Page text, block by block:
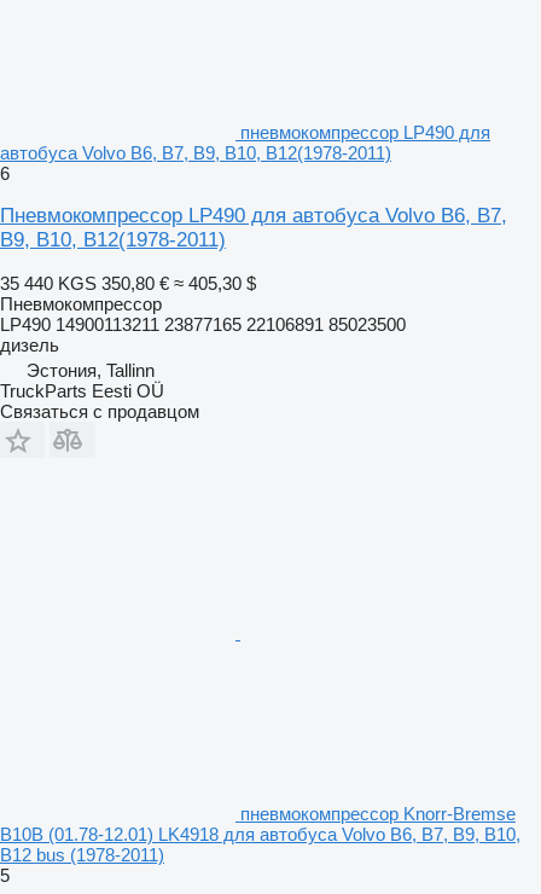
пневмокомпрессор LP490 для
автобуса Volvo B6, B7, B9, B10, B12(1978-2011)
6
Пневмокомпрессор LP490 для автобуса Volvo B6, B7,
B9, B10, B12(1978-2011)
35 440 KGS 350,80 € ≈ 405,30 $
Пневмокомпрессор
LP490 14900113211 23877165 22106891 85023500
дизель
Эстония, Tallinn
TruckParts Eesti OÜ
Связаться с продавцом
пневмокомпрессор Knorr-Bremse
B10B (01.78-12.01) LK4918 для автобуса Volvo B6, B7, B9, B10,
B12 bus (1978-2011)
5